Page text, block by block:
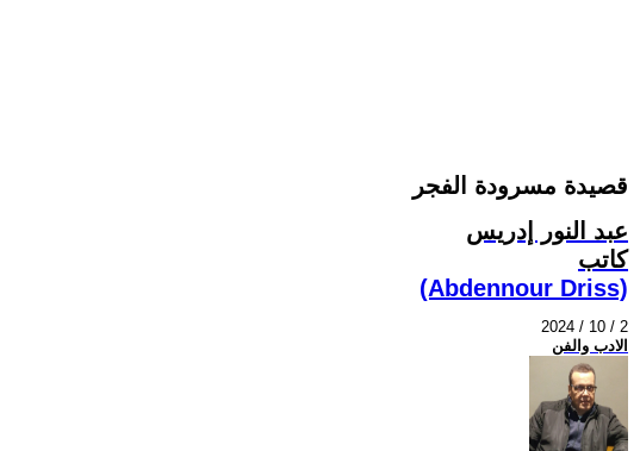
قصيدة مسرودة الفجر
عبد النور إدريس
كاتب
(Abdennour Driss)
2024 / 10 / 2
الادب والفن